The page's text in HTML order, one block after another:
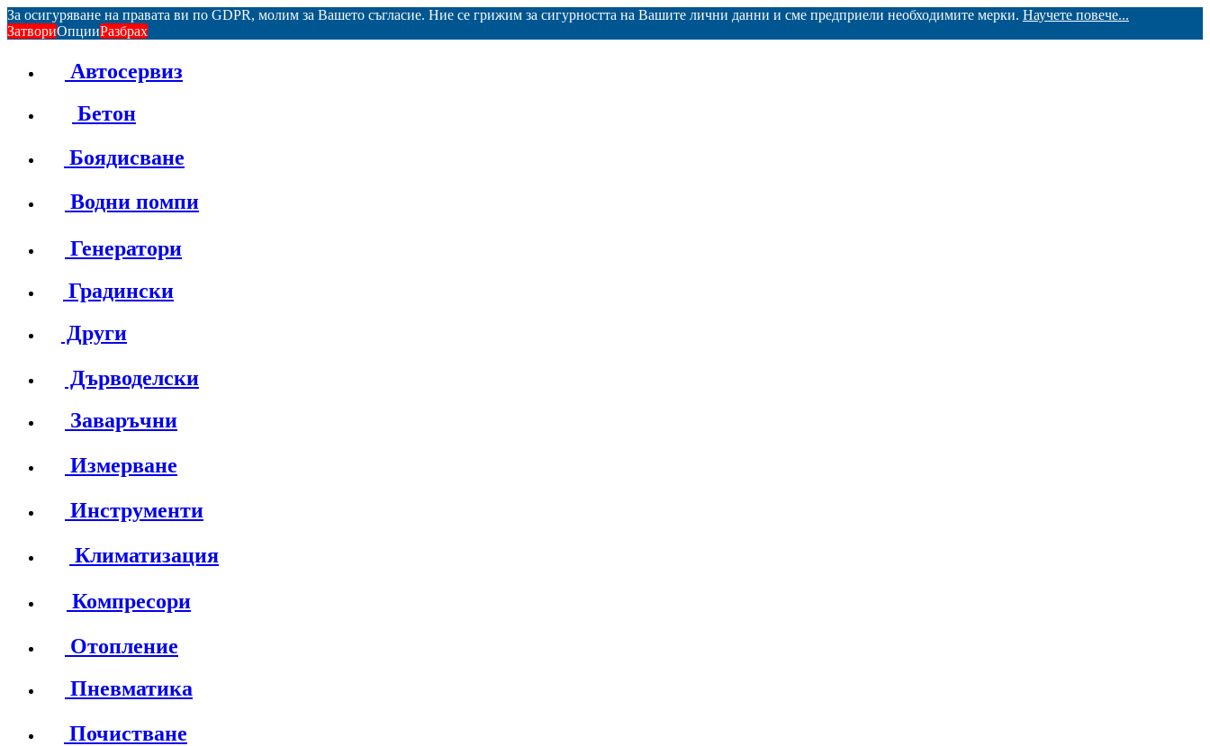
За осигуряване на правата ви по GDPR, молим за Вашето съгласие. Ние се грижим за сигурността на Вашите лични данни и сме предприели необходимите мерки. Научете повече...
ЗатвориОпцииРазбрах
Автосервиз
Бетон
Боядисване
Водни помпи
Генератори
Градински
Други
Дърводелски
Заваръчни
Измерване
Инструменти
Климатизация
Компресори
Отопление
Пневматика
Почистване